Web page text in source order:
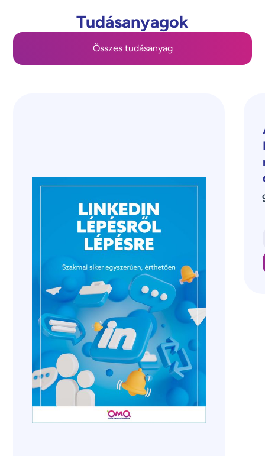
Tudásanyagok
Összes tudásanyag